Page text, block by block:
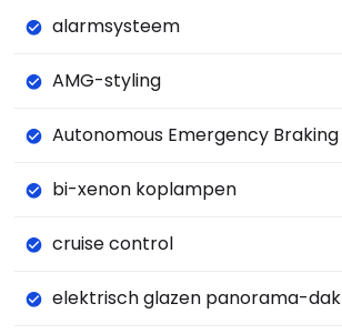
alarmsysteem
AMG-styling
Autonomous Emergency Braking
bi-xenon koplampen
cruise control
elektrisch glazen panorama-dak